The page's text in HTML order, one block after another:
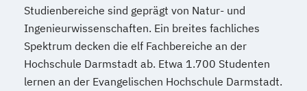
Studienbereiche sind geprägt von Natur- und
Ingenieurwissenschaften. Ein breites fachliches
Spektrum decken die elf Fachbereiche an der
Hochschule Darmstadt ab. Etwa 1.700 Studenten
lernen an der Evangelischen Hochschule Darmstadt.